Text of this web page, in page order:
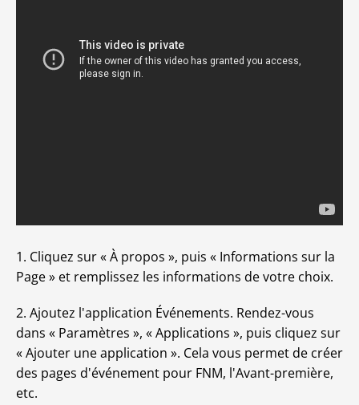
1. Cliquez sur « À propos », puis « Informations sur la
Page » et remplissez les informations de votre choix.
2. Ajoutez l'application Événements. Rendez-vous
dans « Paramètres », « Applications », puis cliquez sur
« Ajouter une application ». Cela vous permet de créer
des pages d'événement pour FNM, l'Avant-première,
etc.